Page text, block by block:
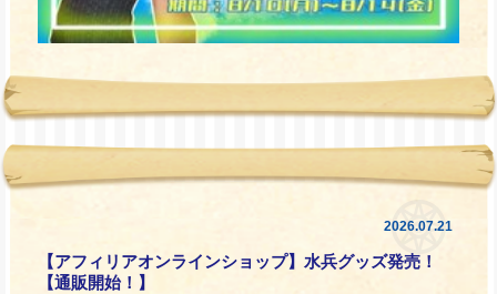
2026.07.21
【アフィリアオンラインショップ】水兵グッズ発売！
【通販開始！】